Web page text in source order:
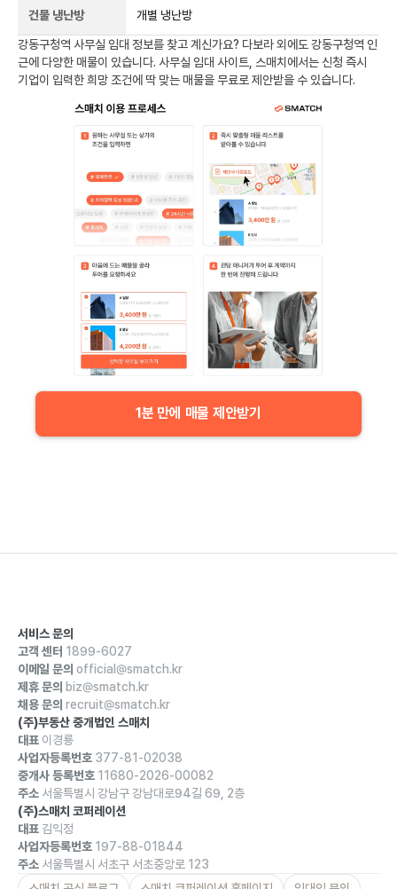
건물 냉난방 개별 냉난방
강동구청역 사무실 임대 정보를 찾고 계신가요? 다보라외에도 강동구청역 인
근에 다양한 매물이 있습니다. 사무실 임대 사이트, 스매치에서는 신청 즉시
기업이 입력한 희망 조건에 딱 맞는 매물을 무료로 제안받을 수 있습니다.
1분 만에 매물 제안받기
서비스 문의
고객 센터 1899-6027
이메일 문의 official@smatch.kr
제휴 문의 biz@smatch.kr
채용 문의 recruit@smatch.kr
(주)부동산 중개법인 스매치
대표 이경룡
사업자등록번호 377-81-02038
중개사 등록번호 11680-2026-00082
주소 서울특별시 강남구 강남대로94길 69, 2층
(주)스매치 코퍼레이션
대표 김익정
사업자등록번호 197-88-01844
주소 서울특별시 서초구 서초중앙로 123